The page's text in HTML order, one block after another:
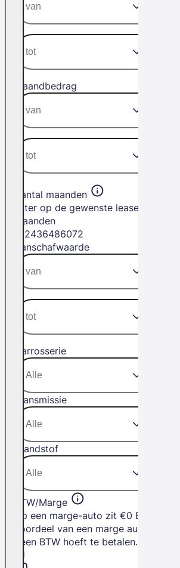
Maandbedrag
Aantal maanden
Filter op de gewenste leasetermijn in
maanden
2436486072
Aanschafwaarde
Carrosserie
Transmissie
Brandstof
BTW/Marge
Op een marge-auto zit €0 BTW. Het
voordeel van een marge auto is dat je
geen BTW hoeft te betalen.